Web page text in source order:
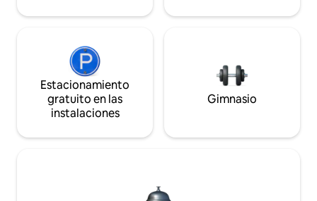
Estacionamiento
gratuito en las
instalaciones
Gimnasio